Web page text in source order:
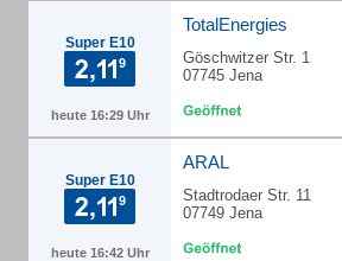
Super E10
heute 16:29 Uhr
TotalEnergies
Göschwitzer Str. 1
07745 Jena
Super E10
heute 16:42 Uhr
ARAL
Stadtrodaer Str. 11
07749 Jena